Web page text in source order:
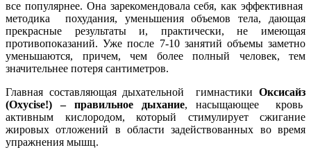
все популярнее. Она зарекомендовала себя, как эффективная
методика похудания, уменьшения объемов тела, дающая
прекрасные результаты и, практически, не имеющая
противопоказаний. Уже после 7-10 занятий объемы заметно
уменьшаются, причем, чем более полный человек, тем
значительнее потеря сантиметров.
Главная составляющая дыхательной гимнастики Оксисайз
(Oxycise!) – правильное дыхание, насыщающее кровь
активным кислородом, который стимулирует сжигание
жировых отложений в области задействованных во время
упражнения мышц.